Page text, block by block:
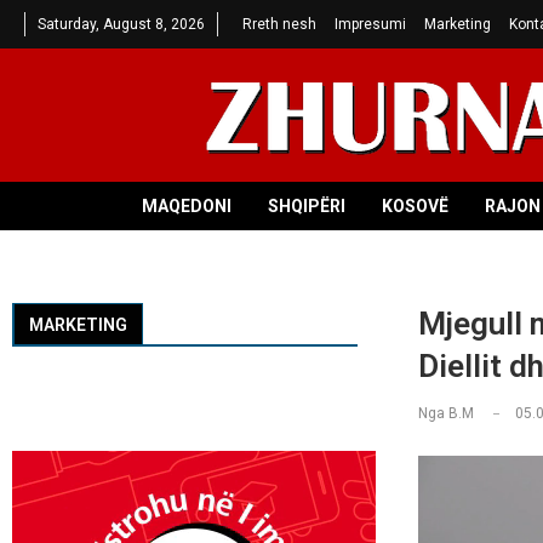
Saturday, August 8, 2026 Rreth nesh Impresumi Marketing
MAQEDONI SHQIPËRI KOSOVË
Mjegull
Diellit
Nga B.M
MARKETING